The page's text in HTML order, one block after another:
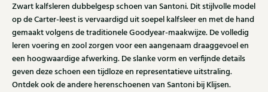
Zwart kalfsleren dubbelgesp schoen van Santoni. Dit stijlvolle model
op de Carter-leest is vervaardigd uit soepel kalfsleer en met de hand
gemaakt volgens de traditionele Goodyear-maakwijze. De volledig
leren voering en zool zorgen voor een aangenaam draaggevoel en
een hoogwaardige afwerking. De slanke vorm en verfijnde details
geven deze schoen een tijdloze en representatieve uitstraling.
Ontdek ook de andere herenschoenen van Santoni bij Klijsen.